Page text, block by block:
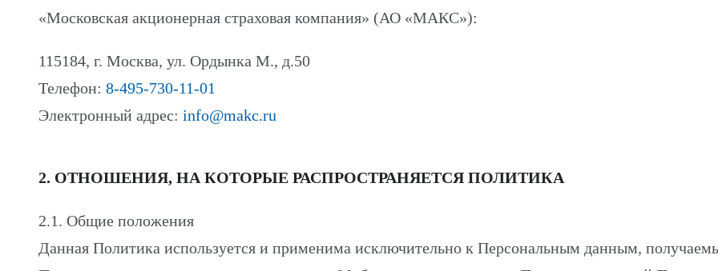
«Московская акционерная страховая компания» (АО «МАКС»):
115184, г. Москва, ул. Ордынка М., д.50
Телефон: 8-495-730-11-01
Электронный адрес: info@makc.ru
2. ОТНОШЕНИЯ, НА КОТОРЫЕ РАСПРОСТРАНЯЕТСЯ ПОЛИТИКА
2.1. Общие положения
Данная Политика используется и применима исключительно к Персональным данным,